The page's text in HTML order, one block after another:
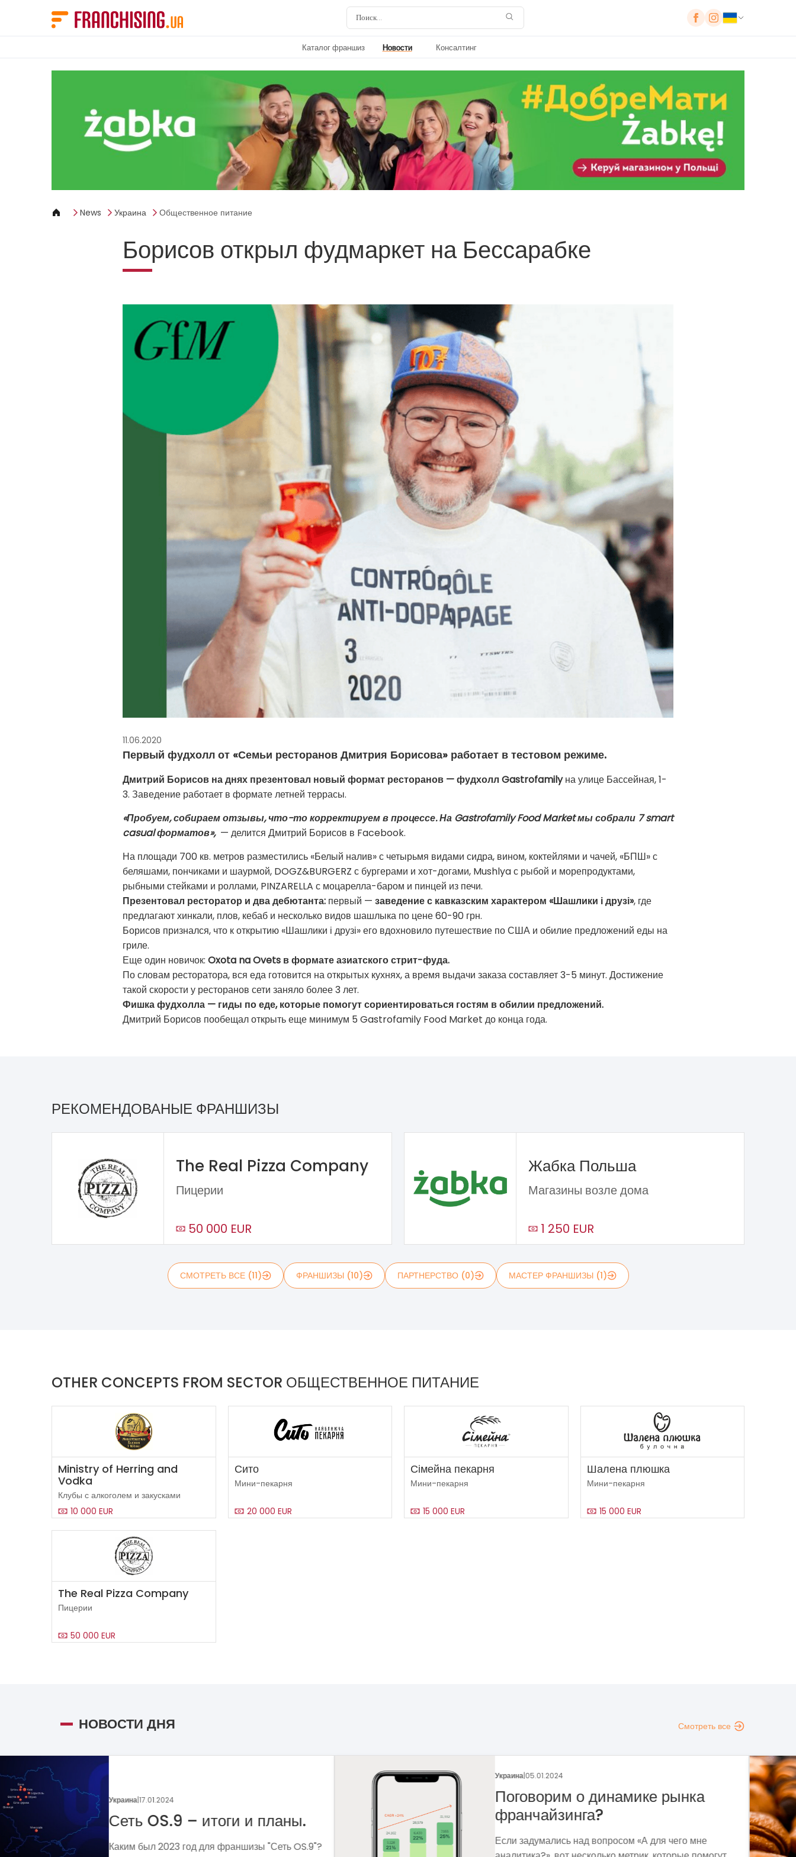
Каталог франшиз Новости Консалтинг
News Украина Общественное питание
Борисов открыл фудмаркет на Бессарабке
11.06.2020
Первый фудхолл от «Семьи ресторанов Дмитрия Борисова» работает в тестовом режиме.
Дмитрий Борисов на днях презентовал новый формат ресторанов — фудхолл Gastrofamilyна улице Бассейная, 1-
3. Заведение работает в формате летней террасы.
«Пробуем, собираем отзывы, что-то корректируем в процессе. На Gastrofamily Food Market мы собрали 7 smart
casual форматов», — делится Дмитрий Борисов в Facebook.
На площади 700 кв. метров разместились «Белый налив» с четырьмя видами сидра, вином, коктейлями и чачей, «БПШ» с
беляшами, пончиками и шаурмой, DOGZ&BURGERZ с бургерами и хот-догами, Mushlya с рыбой и морепродуктами,
рыбными стейками и роллами, PINZARELLA с моцарелла-баром и пинцей из печи.
Презентовал ресторатор и два дебютанта: первый — заведение с кавказским характером «Шашлики і друзі», где
предлагают хинкали, плов, кебаб и несколько видов шашлыка по цене 60-90 грн.
Борисов признался, что к открытию «Шашлики і друзі» его вдохновило путешествие по США и обилие предложений еды на
гриле.
Еще один новичок: Oxota na Ovets в формате азиатского стрит-фуда.
По словам ресторатора, вся еда готовится на открытых кухнях, а время выдачи заказа составляет 3-5 минут. Достижение
такой скорости у ресторанов сети заняло более 3 лет.
Фишка фудхолла — гиды по еде, которые помогут сориентироваться гостям в обилии предложений.
Дмитрий Борисов пообещал открыть еще минимум 5 Gastrofamily Food Market до конца года.
РЕКОМЕНДОВАНЫЕ ФРАНШИЗЫ
The Real Pizza Company
Пицерии
50 000 EUR
Жабка Польша
Магазины возле дома
1 250 EUR
СМОТРЕТЬ ВСЕ (11) ФРАНШИЗЫ (10) ПАРТНЕРСТВО (0) МАСТЕР ФРАНШИЗЫ (1)
OTHER CONCEPTS FROM SECTOR ОБЩЕСТВЕННОЕ ПИТАНИЕ
Ministry of Herring and
Vodka
Клубы с алкоголем и закусками
10 000 EUR
Сито
Мини-пекарня
20 000 EUR
Сімейна пекарня
Мини-пекарня
15 000 EUR
Шалена плюшка
Мини-пекарня
15 000 EUR
The Real Pizza Company
Пицерии
50 000 EUR
НОВОСТИ ДНЯ Смотреть все
Украина
Поговорим о динамике рынка
франчайзинга?
Если задумались над вопросом «А для чего мне
Украина|29.12.2023
Франшиза пекарни «Сито»
Методом собственных проб и поисков мы
сформировали прибыльную бизнес-модель,
выдерживающую экономическую нестабильность и